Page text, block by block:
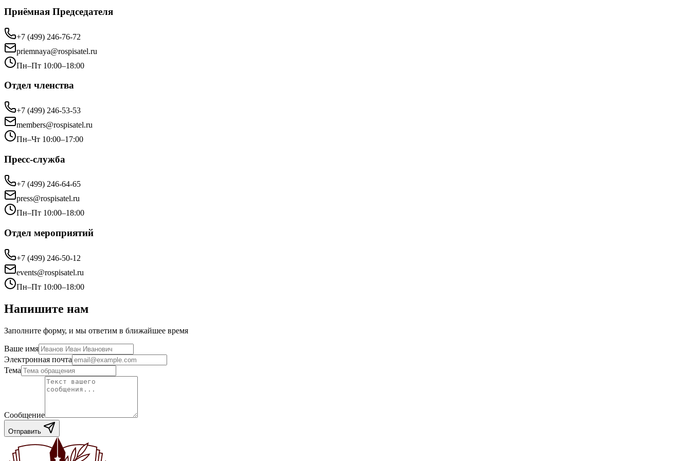
Приёмная Председателя
+7 (499) 246-76-72
priemnaya@rospisatel.ru
Пн–Пт 10:00–18:00
Отдел членства
+7 (499) 246-53-53
members@rospisatel.ru
Пн–Чт 10:00–17:00
Пресс-служба
+7 (499) 246-64-65
press@rospisatel.ru
Пн–Пт 10:00–18:00
Отдел мероприятий
+7 (499) 246-50-12
events@rospisatel.ru
Пн–Пт 10:00–18:00
Напишите нам
Заполните форму, и мы ответим в ближайшее время
Ваше имя
Электронная почта
Тема
Сообщение
Отправить